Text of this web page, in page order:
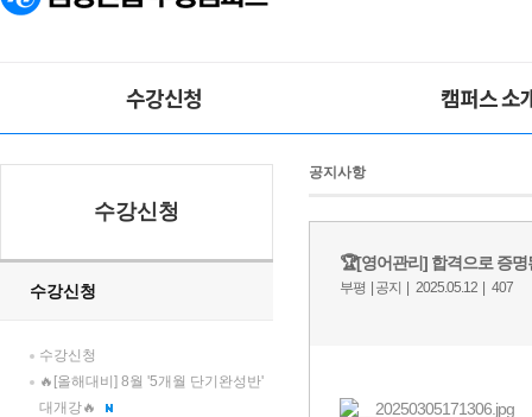
수강신청 캠퍼스 소
수강신청
수강신청
수강신청
🔥[올해대비] 8월 '5개월 단기완성반'
대개강🔥
공지사항